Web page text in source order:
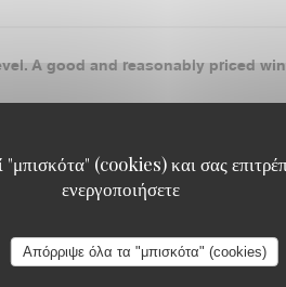
(cookies) και σας
ενεργοποιήσετε
Απόρριψε όλα τα "μπισκότα" (cookies)
A good and reasonably priced
left such a wonderful impression,
Brasserie Lipp team!
ΑΤΜΌΣΦΑΙΡΑ: 4/5 ΜΕΝΟΎ: 4/5